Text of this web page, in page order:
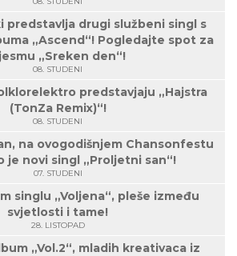
predstavlja drugi službeni singl s
„Ascend“! Pogledajte spot za
„Sreken den“!
08. STUDENI
predstavjaju „Hajstra
(TonZa Remix)“!
08. STUDENI
na ovogodišnjem Chansonfestu
je novi singl „Proljetni san“!
07. STUDENI
singlu „Voljena“, pleše između
svjetlosti i tame!
28. LISTOPAD
„Vol.2“, mladih kreativaca iz